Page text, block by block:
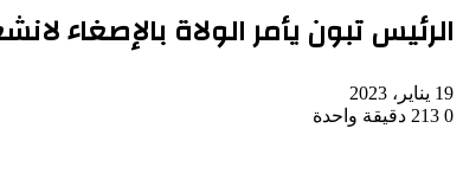
الرئيس تبون يأمر الولاة بالإصغاء
19 يناير، 2023
0
دقيقة واحدة